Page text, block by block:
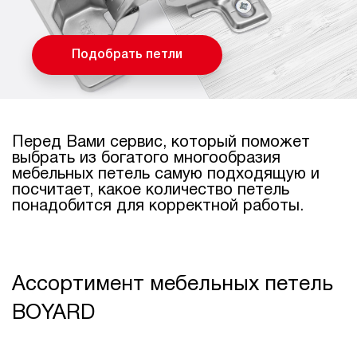
Подобрать петли
Перед Вами сервис, который поможет
выбрать из богатого многообразия
мебельных петель самую подходящую и
посчитает, какое количество петель
понадобится для корректной работы.
Ассортимент мебельных петель
BOYARD